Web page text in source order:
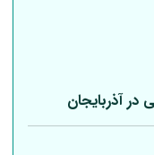
در آذربایجان